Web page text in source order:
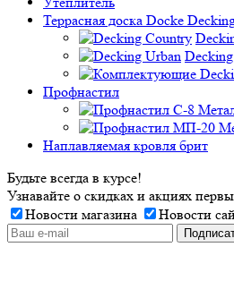
Террасная доска Docke
Профнастил
Наплавляемая кровля брит
Будьте всегда в курсе!
Узнавайте о скидках и акциях
Новости магазина
Новости